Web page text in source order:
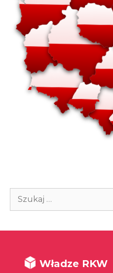
Szukaj:
Władze RKW